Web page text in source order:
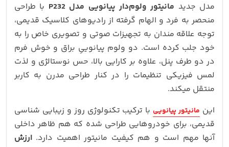
مدل جدید مانیتور ولوم‌دار پیانویی مدل P232
با طراحی
منحصر به‌ فرد و الهام‌ گرفته از رادیوهای کلاسیک قدیمی،
توجه علاقه‌ مندان به تجهیزات صوتی‌ و تصویری خاص را به
خود جلب کرده است. دو ولوم پیانوییِ براق و خوش‌ فرم
در دو طرف پنل، علاوه‌ بر کارایی بالا، حس نوستالژی و لذت
لمس فیزیکی تنظیمات را در کنار طراحی مدرن به کاربر
منتقل میکند.
این مانیتور پیانویی با ترکیب تکنولوژی روز و زیبایی‌ شناسی
قدیمی، برای خودروهایی طراحی شده که هم ظاهر داخلی
آنها مهم است و هم کیفیت مانیتور اهمیت دارد. ارزش